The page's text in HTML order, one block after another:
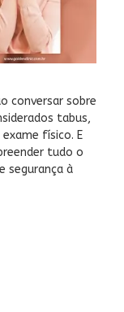
conversar sobre
tabus,
físico. E
tudo o
segurança à